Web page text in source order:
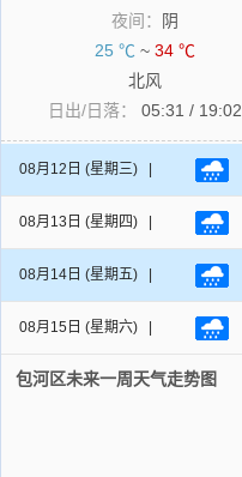
夜间：
阴
25 ℃ ~ 34 ℃
北风
日出/日落：
05:31 / 19:02
08月12日 (星期三) |
08月13日 (星期四) |
08月14日 (星期五) |
08月15日 (星期六) |
包河区未来一周天气走势图